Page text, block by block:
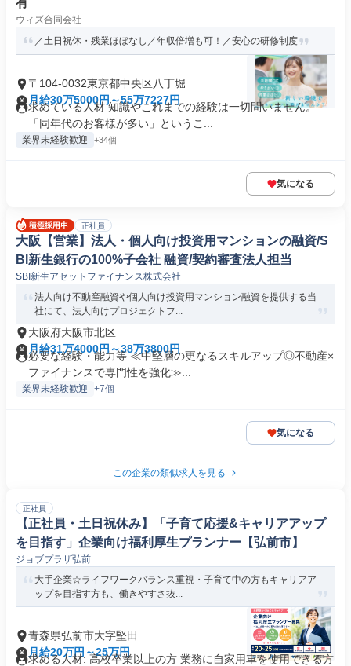
有
ウィズ合同会社
／土日祝休・残業ほぼなし／年収倍増も可！／安心の研修制度
〒104-0032東京都中央区八丁堀
月給30万5000円～55万7227円
求めている人材 知識やこれまでの経験は一切問いません。
「同年代のお客様が多い」というこ...
業界未経験歓迎 +34個
気になる
正社員
大阪【営業】法人・個人向け投資用マンションの融資/S
BI新生銀行の100%子会社 融資/契約審査法人担当
SBI新生アセットファイナンス株式会社
法人向け不動産融資や個人向け投資用マンション融資を提供する当
社にて、法人向けプロジェクトフ...
大阪府大阪市北区
月給31万4000円～38万3800円
必要な経験・能力等 ≪中堅層の更なるスキルアップ◎不動産×
ファイナンスで専門性を強化≫...
業界未経験歓迎 +7個
気になる
この企業の類似求人を見る
正社員
【正社員・土日祝休み】「子育て応援&キャリアアップ
を目指す」企業向け福利厚生プランナー【弘前市】
ジョブプラザ弘前
大手企業☆ライフワークバランス重視・子育て中の方もキャリアア
ップを目指す方も、働きやすさ抜...
青森県弘前市大字堅田
月給20万円～25万円
求める人材: 高校卒業以上の方 業務に自家用車を使用できる方